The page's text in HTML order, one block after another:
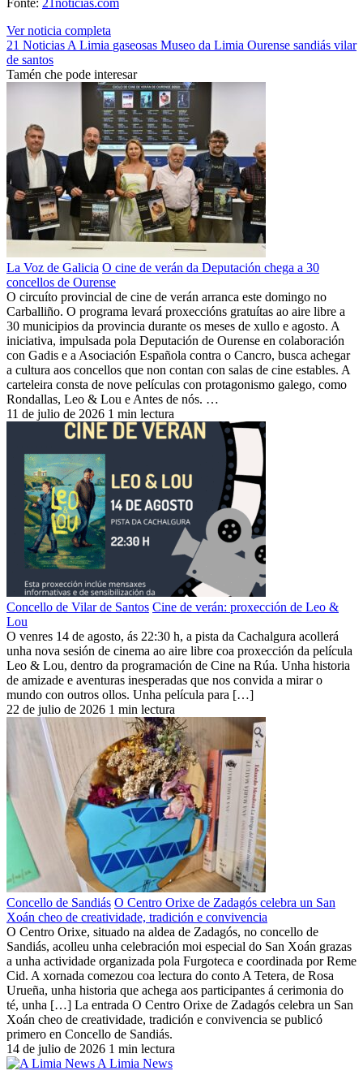
Ver noticia completa
21 Noticias A Limia gaseosas Museo da Limia Ourense sandiás vilar
de santos
Tamén che pode interesar
La Voz de Galicia O cine de verán da Deputación chega a 30
concellos de Ourense
O circuíto provincial de cine de verán arranca este domingo no
Carballiño. O programa levará proxeccións gratuítas ao aire libre a
30 municipios da provincia durante os meses de xullo e agosto. A
iniciativa, impulsada pola Deputación de Ourense en colaboración
con Gadis e a Asociación Española contra o Cancro, busca achegar
a cultura aos concellos que non contan con salas de cine estables. A
carteleira consta de nove películas con protagonismo galego, como
Rondallas, Leo & Lou e Antes de nós. …
11 de julio de 2026 1 min lectura
Concello de Vilar de Santos Cine de verán: proxección de Leo &
Lou
O venres 14 de agosto, ás 22:30 h, a pista da Cachalgura acollerá
unha nova sesión de cinema ao aire libre coa proxección da película
Leo & Lou, dentro da programación de Cine na Rúa. Unha historia
de amizade e aventuras inesperadas que nos convida a mirar o
mundo con outros ollos. Unha película para […]
22 de julio de 2026 1 min lectura
Concello de Sandiás O Centro Orixe de Zadagós celebra un San
Xoán cheo de creatividade, tradición e convivencia
O Centro Orixe, situado na aldea de Zadagós, no concello de
Sandiás, acolleu unha celebración moi especial do San Xoán grazas
a unha actividade organizada pola Furgoteca e coordinada por Reme
Cid. A xornada comezou coa lectura do conto A Tetera, de Rosa
Urueña, unha historia que achega aos participantes á cerimonia do
té, unha […] La entrada O Centro Orixe de Zadagós celebra un San
Xoán cheo de creatividade, tradición e convivencia se publicó
primero en Concello de Sandiás.
14 de julio de 2026 1 min lectura
A Limia News